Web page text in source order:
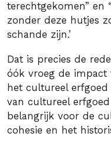
terechtgekomen” en
zonder deze hutjes
schande zijn.’
Dat is precies de
óók vroeg de impact
het cultureel
van cultureel
belangrijk voor de
cohesie en het